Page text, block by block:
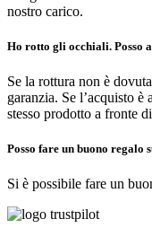
nostro carico.
Ho rotto gli occhiali. Posso
Se la rottura non è
garanzia. Se l’acquisto
stesso prodotto a fronte
Posso fare un buono regalo
Si è possibile fare un